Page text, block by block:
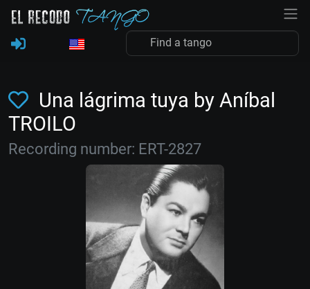
Una lágrima tuya by Aníbal
TROILO
Recording number: ERT-2827